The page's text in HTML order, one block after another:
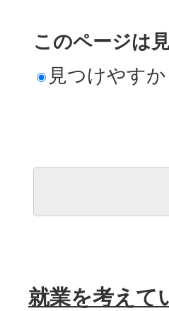
このページは
見つけやす
就業を考えて